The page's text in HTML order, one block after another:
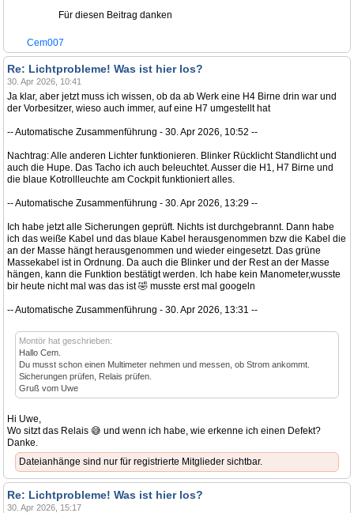
Für diesen Beitrag danken
Cem007
Re: Lichtprobleme! Was ist hier los?
30. Apr 2026, 10:41
Ja klar, aber jetzt muss ich wissen, ob da ab Werk eine H4 Birne drin war und
der Vorbesitzer, wieso auch immer, auf eine H7 umgestellt hat
-- Automatische Zusammenführung - 30. Apr 2026, 10:52 --
Nachtrag: Alle anderen Lichter funktionieren. Blinker Rücklicht Standlicht und
auch die Hupe. Das Tacho ich auch beleuchtet. Ausser die H1, H7 Birne und
die blaue Kotrollleuchte am Cockpit funktioniert alles.
-- Automatische Zusammenführung - 30. Apr 2026, 13:29 --
Ich habe jetzt alle Sicherungen geprüft. Nichts ist durchgebrannt. Dann habe
ich das weiße Kabel und das blaue Kabel herausgenommen bzw die Kabel die
an der Masse hängt herausgenommen und wieder eingesetzt. Das grüne
Massekabel ist in Ordnung. Da auch die Blinker und der Rest an der Masse
hängen, kann die Funktion bestätigt werden. Ich habe kein Manometer,wusste
bir heute nicht mal was das ist 🤣 musste erst mal googeln
-- Automatische Zusammenführung - 30. Apr 2026, 13:31 --
Montör hat geschrieben:
Hallo Cem.
Du musst schon einen Multimeter nehmen und messen, ob Strom ankommt.
Sicherungen prüfen, Relais prüfen.
Gruß vom Uwe
Hi Uwe,
Wo sitzt das Relais 😅 und wenn ich habe, wie erkenne ich einen Defekt?
Danke.
Dateianhänge sind nur für registrierte Mitglieder sichtbar.
Re: Lichtprobleme! Was ist hier los?
30. Apr 2026, 15:17